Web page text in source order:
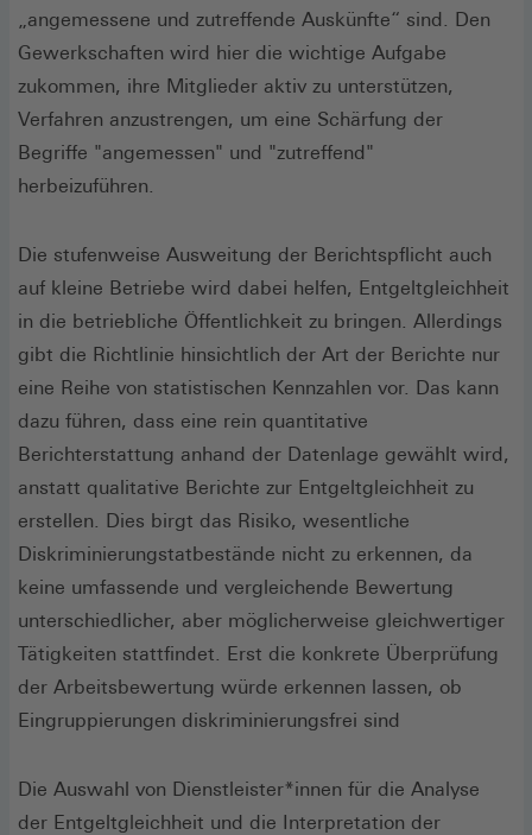
„angemessene und zutreffende Auskünfte“ sind. Den
Gewerkschaften wird hier die wichtige Aufgabe
zukommen, ihre Mitglieder aktiv zu unterstützen,
Verfahren anzustrengen, um eine Schärfung der
Begriffe "angemessen" und "zutreffend"
herbeizuführen.
Die stufenweise Ausweitung der Berichtspflicht auch
auf kleine Betriebe wird dabei helfen, Entgeltgleichheit
in die betriebliche Öffentlichkeit zu bringen. Allerdings
gibt die Richtlinie hinsichtlich der Art der Berichte nur
eine Reihe von statistischen Kennzahlen vor. Das kann
dazu führen, dass eine rein quantitative
Berichterstattung anhand der Datenlage gewählt wird,
anstatt qualitative Berichte zur Entgeltgleichheit zu
erstellen. Dies birgt das Risiko, wesentliche
Diskriminierungstatbestände nicht zu erkennen, da
keine umfassende und vergleichende Bewertung
unterschiedlicher, aber möglicherweise gleichwertiger
Tätigkeiten stattfindet. Erst die konkrete Überprüfung
der Arbeitsbewertung würde erkennen lassen, ob
Eingruppierungen diskriminierungsfrei sind
Die Auswahl von Dienstleister*innen für die Analyse
der Entgeltgleichheit und die Interpretation der